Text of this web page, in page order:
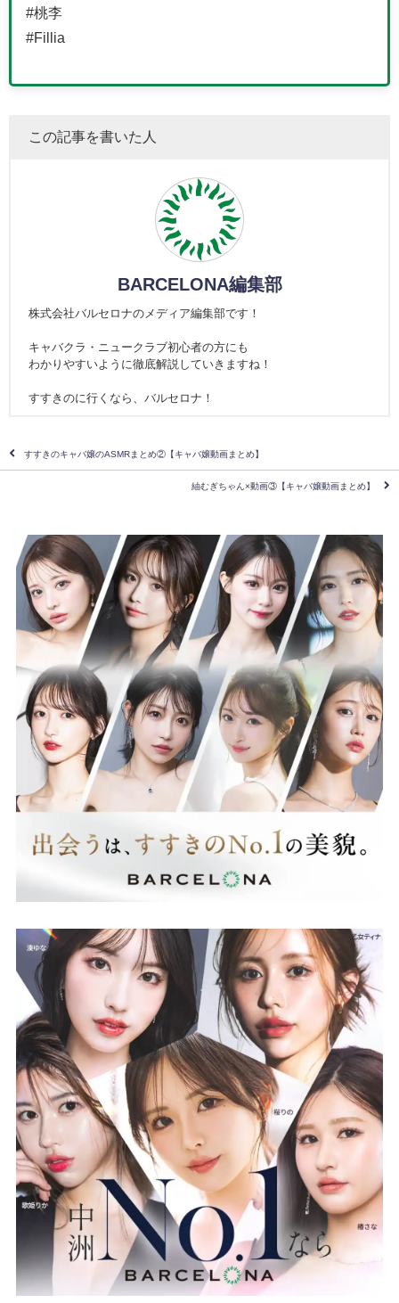
#桃李
#Fillia
この記事を書いた人
BARCELONA編集部
株式会社バルセロナのメディア編集部です！
キャバクラ・ニュークラブ初心者の方にも
わかりやすいように徹底解説していきますね！
すすきのに行くなら、バルセロナ！
すすきのキャバ嬢のASMRまとめ②【キャバ嬢動画まとめ】
紬むぎちゃん×動画③【キャバ嬢動画まとめ】